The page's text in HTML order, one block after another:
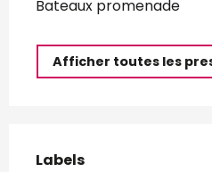
Bateaux promenade
Afficher toutes les
Offres de
Labels
Labels